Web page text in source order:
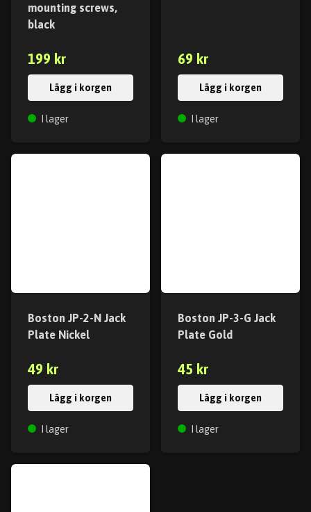
mounting screws,
black
199 kr
Lägg i korgen
I lager
69 kr
Lägg i korgen
I lager
Boston JP-2-N Jack
Plate Nickel
49 kr
Lägg i korgen
I lager
Boston JP-3-G Jack
Plate Gold
45 kr
Lägg i korgen
I lager